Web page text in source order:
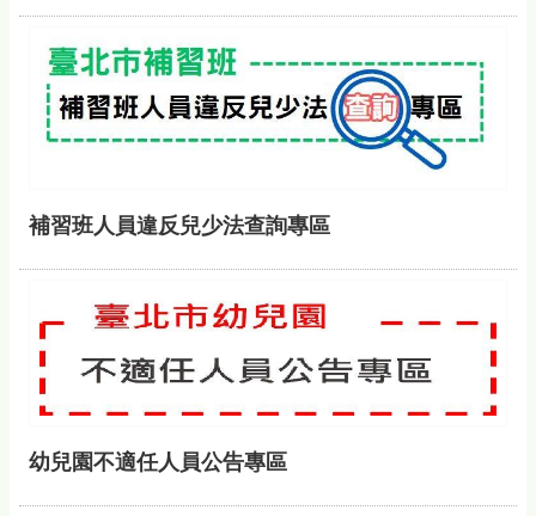
補習班人員違反兒少法查詢專區
幼兒園不適任人員公告專區